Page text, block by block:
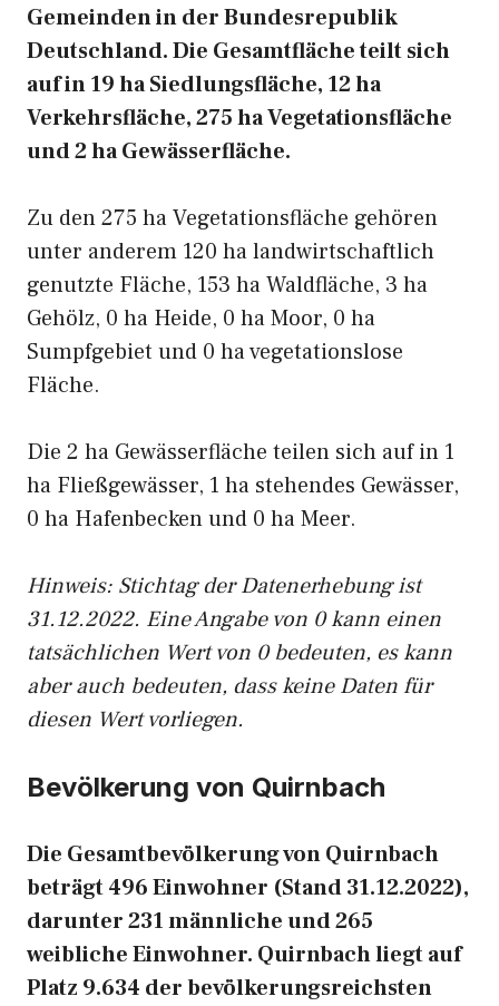
Gemeinden in der Bundesrepublik
Deutschland. Die Gesamtfläche teilt sich
auf in 19 ha Siedlungsfläche, 12 ha
Verkehrsfläche, 275 ha Vegetationsfläche
und 2 ha Gewässerfläche.
Zu den 275 ha Vegetationsfläche gehören
unter anderem 120 ha landwirtschaftlich
genutzte Fläche, 153 ha Waldfläche, 3 ha
Gehölz, 0 ha Heide, 0 ha Moor, 0 ha
Sumpfgebiet und 0 ha vegetationslose
Fläche.
Die 2 ha Gewässerfläche teilen sich auf in 1
ha Fließgewässer, 1 ha stehendes Gewässer,
0 ha Hafenbecken und 0 ha Meer.
Hinweis: Stichtag der Datenerhebung ist
31.12.2022. Eine Angabe von 0 kann einen
tatsächlichen Wert von 0 bedeuten, es kann
aber auch bedeuten, dass keine Daten für
diesen Wert vorliegen.
Bevölkerung von Quirnbach
Die Gesamtbevölkerung von Quirnbach
beträgt 496 Einwohner (Stand 31.12.2022),
darunter 231 männliche und 265
weibliche Einwohner. Quirnbach liegt auf
Platz 9.634 der bevölkerungsreichsten